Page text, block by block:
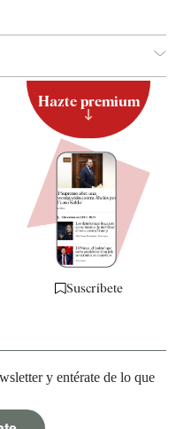
Hazte premium
Suscríbete
y entérate de lo que